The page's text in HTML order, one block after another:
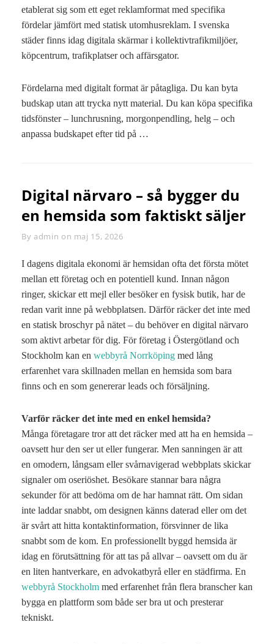
etablerat sig som ett eget reklamformat med specifika
fördelar jämfört med statisk utomhusreklam. I svenska
städer finns idag digitala skärmar i kollektivtrafikmiljöer,
köpcentrum, trafikplatser och affärsgator.
Fördelarna med digitalt format är påtagliga. Du kan byta
budskap utan att trycka nytt material. Du kan köpa specifika
tidsfönster – lunchrusning, morgonpendling, helg – och
anpassa budskapet efter tid på …
Digital närvaro – så bygger du
en hemsida som faktiskt säljer
By Byline
admin on maj 15, 2026
I dagens digitala ekonomi är hemsidan ofta det första mötet
mellan ett företag och en potentiell kund. Innan någon
ringer, skickar ett mejl eller besöker en fysisk butik, har de
redan varit inne på webbplatsen. Därför räcker det inte med
en statisk broschyr på nätet – du behöver en digital närvaro
som aktivt arbetar för dig. För företag i Östergötland och
Stockholm kan en webbyrå Norrköping med lång
erfarenhet vara skillnaden mellan en hemsida som bara
finns och en som genererar leads och försäljning.
Varför räcker det inte med en enkel hemsida?
Många företagare tror att det räcker med att ha en hemsida –
oavsett hur den ser ut eller fungerar. Men sanningen är att
en omodern, långsam eller svårnavigerad webbplats skickar
signaler om oseriöshet. Besökare stannar bara några
sekunder för att bedöma om de har hamnat rätt. Om sidan
inte laddar snabbt, om designen känns daterad eller om det
är svårt att hitta kontaktinformation, försvinner de lika
snabbt som de kom. En professionellt byggd hemsida är
idag en förutsättning för att tas på allvar – oavsett om du är
en liten hantverkare, en advokatbyrå eller en städfirma. En
webbyrå Stockholm med erfarenhet från flera branscher kan
bygga en plattform som både ser bra ut och presterar
tekniskt.